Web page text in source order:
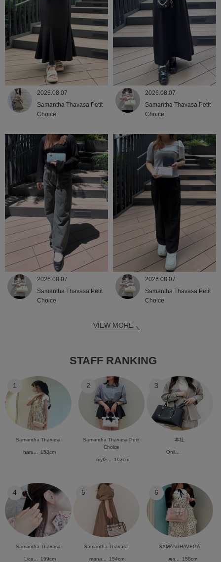
2026.08.07
Samantha Thavasa Petit
Choice
2026.08.07
Samantha Thavasa Petit
Choice
2026.08.07
Samantha Thavasa Petit
Choice
2026.08.07
Samantha Thavasa Petit
Choice
VIEW MORE
STAFF RANKING
1
Samantha Thavasa
haru... 158cm
2
Samantha Thavasa Petit
Choice
my☪︎... 163cm
3
本社
Onli...
4
Samantha Thavasa
Lica... 169cm
5
Samantha Thavasa
mana... 154cm
6
SAMANTHAVEGA
𝒎𝒂... 158cm